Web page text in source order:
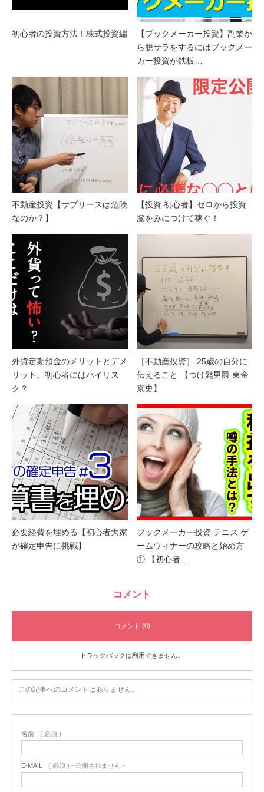
初心者の投資方法！株式投資編
【ブックメーカー投資】副業か
ら脱サラをするにはブックメー
カー投資が鉄板…
不動産投資【サブリースは危険
なのか？】
【投資 初心者】ゼロから投資
脳をみにつけて稼ぐ！
外貨定期預金のメリットとデメ
リット。初心者にはハイリス
ク？
［不動産投資］ 25歳の自分に
伝えること 【つけ髭男爵 東金
京史】
必要経費を埋める【初心者大家
が確定申告に挑戦】
ブックメーカー投資 テニス ゲ
ームウィナーの攻略と始め方
① 【初心者…
コメント
コメント (0)
トラックバックは利用できません。
この記事へのコメントはありません。
名前 ( 必須 )
E-MAIL ( 必須 ) - 公開されません -